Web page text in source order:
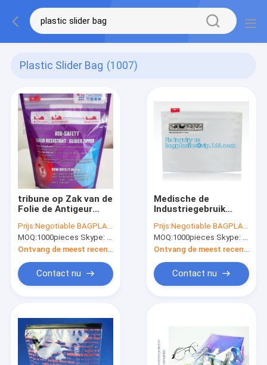
Plastic Slider Bag (1007)
tribune op Zak van de
Folie de Antigeur
Capsule, de Plastic
Zakken van de
Greepverbinding voor
het Medische de
Aluminiumfolie
Antimkb van de
Prijs:Negotiable BAGPLASTICS@YAHOO.COM
MOQ:1000pieces Skype: mydearneil
Contact nu
Medische de
Industriegebruik
ONKRUIDzaden/
Document
Ritssluitingszakken
die met Ritssluiting,
de Bevordering Chil
van het Geurbewijs
Prijs:Negotiable BAGPLASTICS@YAHOO.COM
MOQ:1000pieces Skype: mydearneil
Contact nu